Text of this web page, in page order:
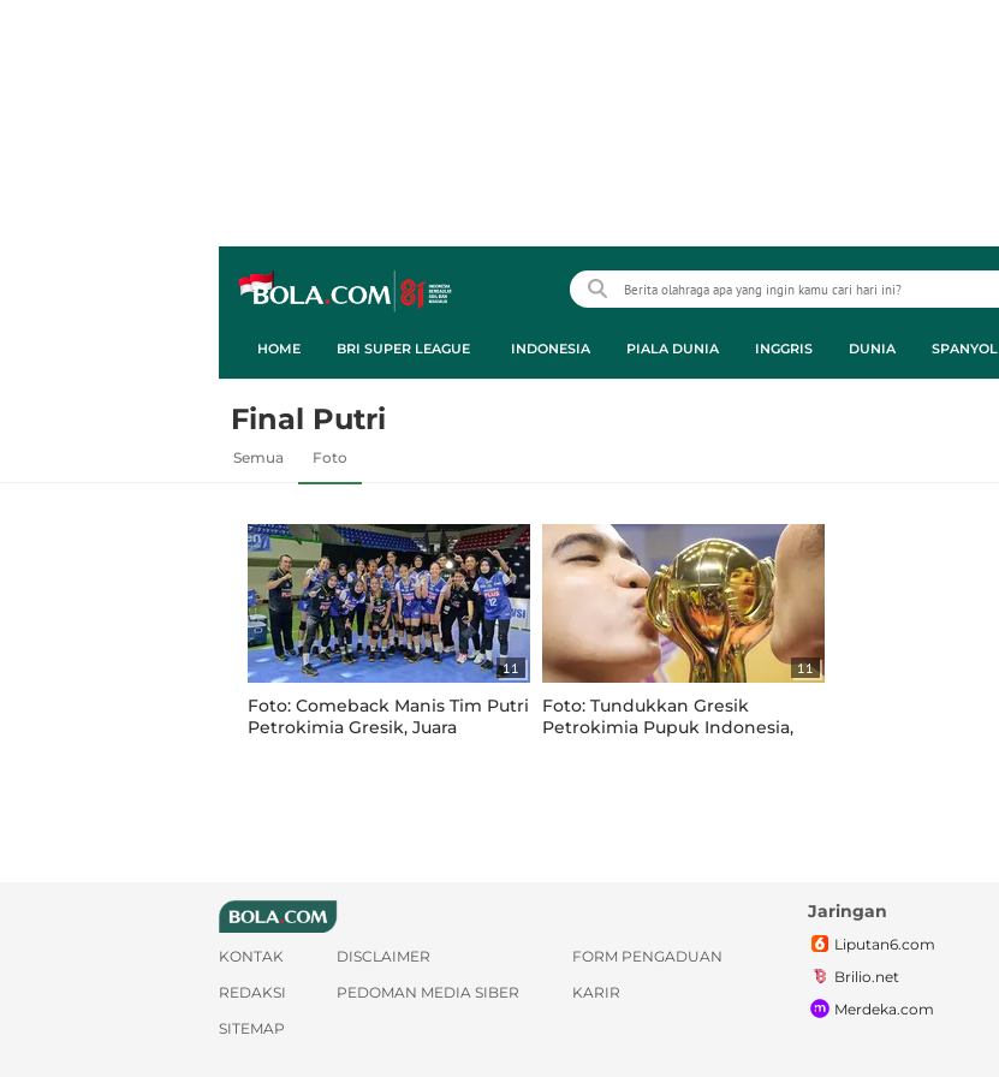
HOME BRI SUPER LEAGUE INDONESIA PIALA DUNIA INGGRIS DUNIA SPANYOL
Final Putri
Semua Foto
11
Foto: Comeback Manis Tim Putri
Petrokimia Gresik, Juara
11
Foto: Tundukkan Gresik
Petrokimia Pupuk Indonesia,
KONTAK DISCLAIMER
FORM PENGADUAN
REDAKSI
PEDOMAN MEDIA SIBER
KARIR
SITEMAP
Jaringan
Liputan6.com
Brilio.net
Merdeka.com